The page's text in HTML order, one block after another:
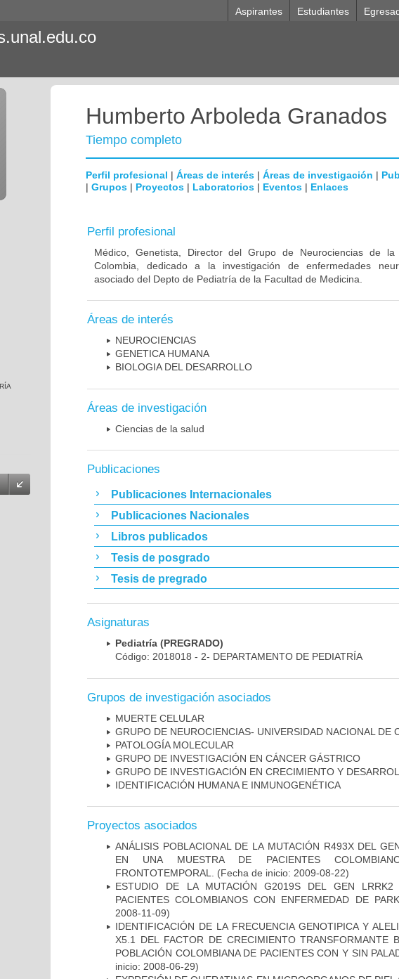
Aspirantes Estudiantes
Humberto Arboleda Granados
Tiempo completo
Perfil profesional | Áreas de interés | Áreas de investigación |
| Grupos | Proyectos | Laboratorios | Eventos | Enlaces
Perfil profesional
Médico, Genetista, Director del Grupo de Neurociencias de la
Colombia, dedicado a la investigación de enfermedades
asociado del Depto de Pediatría de la Facultad de Medicina.
Áreas de interés
NEUROCIENCIAS
GENETICA HUMANA
BIOLOGIA DEL DESARROLLO
Áreas de investigación
Ciencias de la salud
Publicaciones
Publicaciones Internacionales
Publicaciones Nacionales
Libros publicados
Tesis de posgrado
Tesis de pregrado
Asignaturas
Pediatría (PREGRADO)
Código: 2018018 - 2- DEPARTAMENTO DE PEDIATRÍA
Grupos de investigación asociados
MUERTE CELULAR
GRUPO DE NEUROCIENCIAS- UNIVERSIDAD NACIONAL DE
PATOLOGÍA MOLECULAR
GRUPO DE INVESTIGACIÓN EN CÁNCER GÁSTRICO
GRUPO DE INVESTIGACIÓN EN CRECIMIENTO Y
IDENTIFICACIÓN HUMANA E INMUNOGENÉTICA
Proyectos asociados
ANÁLISIS POBLACIONAL DE LA MUTACIÓN R493X DEL
EN UNA MUESTRA DE PACIENTES
FRONTOTEMPORAL.
(Fecha de inicio: 2009-08-22)
ESTUDIO DE LA MUTACIÓN G2019S DEL GEN
PACIENTES COLOMBIANOS CON ENFERMEDAD DE
2008-11-09)
IDENTIFICACIÓN DE LA FRECUENCIA GENOTIPICA Y
X5.1 DEL FACTOR DE CRECIMIENTO TRANSFORMANTE
POBLACIÓN COLOMBIANA DE PACIENTES CON Y SIN
inicio: 2008-06-29)